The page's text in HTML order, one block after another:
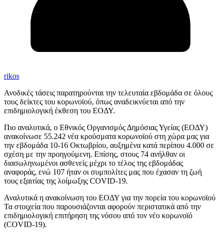
rikos
Ανοδικές τάσεις παρατηρούνται την τελευταία εβδομάδα σε όλους
τους δείκτες του κορωνοϊού, όπως αναδεικνύεται από την
επιδημιολογική έκθεση του ΕΟΔΥ.
Πιο αναλυτικά, ο Εθνικός Οργανισμός Δημόσιας Υγείας (ΕΟΔΥ)
ανακοίνωσε 55.242 νέα κρούσματα κορωνοϊού στη χώρα μας για
την εβδομάδα 10-16 Οκτωβρίου, αυξημένα κατά περίπου 4.000 σε
σχέση με την προηγούμενη. Επίσης, στους 74 ανήλθαν οι
διασωληνωμένοι ασθενείς μέχρι το τέλος της εβδομάδας
αναφοράς, ενώ 107 ήταν οι συμπολίτες μας που έχασαν τη ζωή
τους εξαιτίας της λοίμωξης COVID-19.
Αναλυτικά η ανακοίνωση του ΕΟΔΥ για την πορεία του κορωνοϊού
Τα στοιχεία που παρουσιάζονται αφορούν περιστατικά από την
επιδημιολογική επιτήρηση της νόσου από τον νέο κορωνοϊό
(COVID-19).